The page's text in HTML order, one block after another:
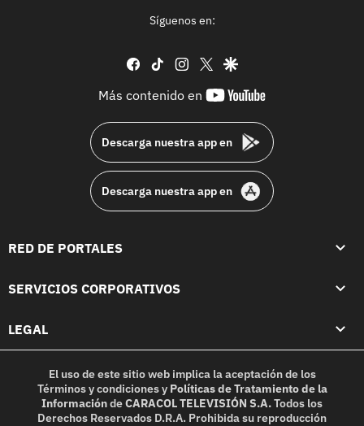
Síguenos en:
facebook
tiktok instagram
twittergoogle
Más contenido en
youtube-
Descarga nuestra app en
Descarga nuestra app en
RED DE PORTALES
SERVICIOS CORPORATIVOS
LEGAL
El uso de este sitio web implica la aceptación de los
Términos y condicionesy Políticas de Tratamiento de la
InformacióndeCARACOL TELEVISIÓN S.A.Todos los
Derechos Reservados D.R.A. Prohibida su reproducción